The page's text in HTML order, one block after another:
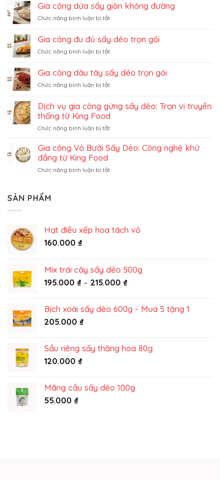
Gia công dừa sấy giòn không đường
Chức năng bình luận bị tắtở
công
dừa
sấy
không
đường
Gia công đu đủ sấy dẻo trọn gói
Chức năng bình luận bị tắtở
công
đu
đủ
dẻo
trọn
Gia công dâu tây sấy dẻo trọn gói
Chức năng bình luận bị tắtở
công
dâu
tây
sấy
trọn
Dịch vụ gia công gừng sấy dẻo: Trọn vị truyền
thống từ King Food
Chức năng bình luận bị tắtở
vụ
gia
gừng
thống
từ
Gia công Vỏ Bưởi Sấy Dẻo: Công nghệ khử
đắng từ King Food
Chức năng bình luận bị tắtở
Công
từ
King
Food
SẢN PHẨM
Hạt điều xếp hoa tách vỏ
160.000 ₫
Mix trái cây sấy dẻo 500g
195.000 ₫ – 215.000 ₫Khoảng
195.000 ₫
Bịch xoài sấy dẻo 600g - Mua 5 tặng 1
205.000 ₫
Sầu riêng sấy thăng hoa 80g
120.000 ₫
Mãng cầu sấy dẻo 100g
55.000 ₫